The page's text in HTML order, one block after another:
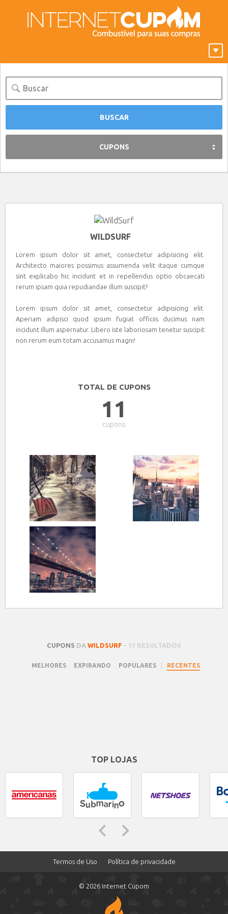
CUPONS
WILDSURF
Lorem ipsum dolor sit amet, consectetur adipisicing elit.
Architecto maiores possimus assumenda velit itaque cumque
sint explicabo hic incidunt et in repellendus optio obcaecati
rerum ipsam quia repudiandae illum suscipit?
Lorem ipsum dolor sit amet, consectetur adipisicing elit.
Aperiam adipisci quod ipsum fugiat officiis ducimus nam
incidunt illum aspernatur. Libero iste laboriosam tenetur suscipit
non rerum eum totam accusamus magni!
TOTAL DE CUPONS
11
cupons
CUPONS DA WILDSURF - 11 RESULTADOS
MELHORES EXPIRANDO POPULARES RECENTES
TOP LOJAS
Termos de Uso Política de privacidade
© 2026 Internet Cupom